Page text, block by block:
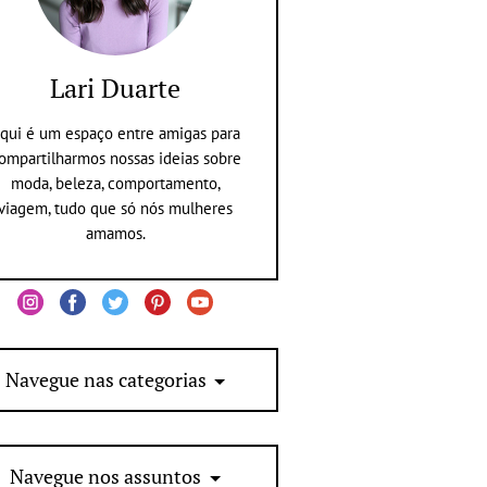
Lari Duarte
é um espaço entre amigas para
nossas ideias sobre
moda, beleza, comportamento,
tudo que só nós mulheres
amamos.
Navegue nas categorias
Navegue nos assuntos